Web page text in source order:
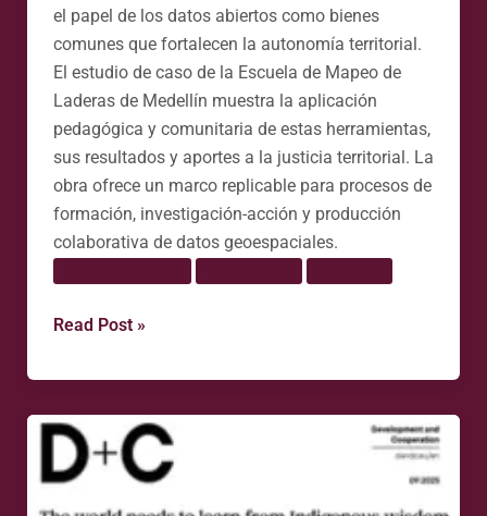
el papel de los datos abiertos como bienes
comunes que fortalecen la autonomía territorial.
El estudio de caso de la Escuela de Mapeo de
Laderas de Medellín muestra la aplicación
pedagógica y comunitaria de estas herramientas,
sus resultados y aportes a la justicia territorial. La
obra ofrece un marco replicable para procesos de
formación, investigación-acción y producción
colaborativa de datos geoespaciales.
Read Post »
Defendiendo
territorio